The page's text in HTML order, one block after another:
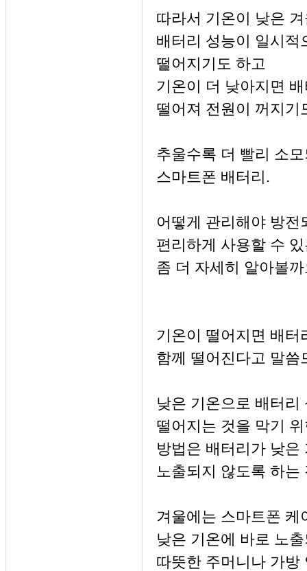
따라서 기온이 낮은
배터리 성능이 일시
떨어지기도 하고
기온이 더 낮아지면
떨어져 전원이 꺼지기
추울수록 더 빨리 소
스마트폰 배터리.
어떻게 관리해야 방전
편리하게 사용할 수
좀 더 자세히 알아볼
기온이 떨어지면 배터
함께 떨어진다고 말씀
낮은 기온으로 배터리
떨어지는 것을 막기
방법은 배터리가 낮은
노출되지 않도록 하는
겨울에는 스마트폰 케
낮은 기온에 바로 노
따뜻한 주머니나 가방